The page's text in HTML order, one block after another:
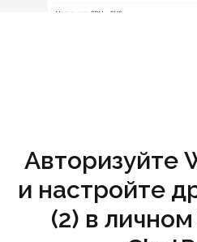
Авторизуйте
и настройте
(2) в